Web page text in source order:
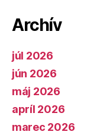
Archív
júl 2026
jún 2026
máj 2026
apríl 2026
marec 2026